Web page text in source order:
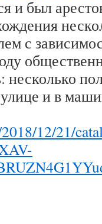
и был
с
несколько
и в
12/21/